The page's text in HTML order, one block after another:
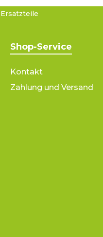
Ersatzteile
Shop-Service
Kontakt
Zahlung und Versand